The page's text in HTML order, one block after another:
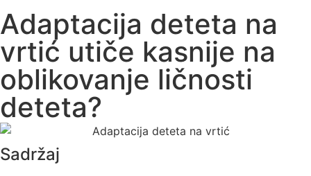
Adaptacija deteta na
vrtić utiče kasnije na
oblikovanje ličnosti
deteta?
Sadržaj